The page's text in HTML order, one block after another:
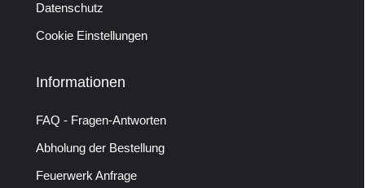
Datenschutz
Cookie Einstellungen
Informationen
FAQ - Fragen-Antworten
Abholung der Bestellung
Feuerwerk Anfrage